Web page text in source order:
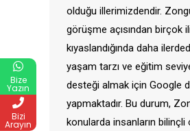
olduğu illerimizdendir.
görüşme açısından birçok
kıyaslandığında daha
yaşam tarzı ve eğitim
desteği almak için Google
yapmaktadır. Bu durum,
konularda insanların bilinçli
Bize
Yazın
Bizi
Arayın